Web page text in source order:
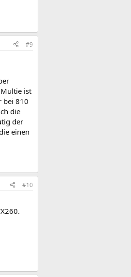
#9
ist
bei 810
die
der
einen
#10